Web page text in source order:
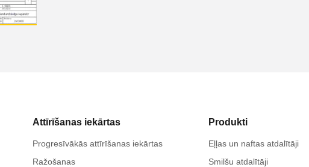
Attīrīšanas iekārtas
Progresīvākās attīrīšanas iekārtas
Ražošanas
Produkti
Eļļas un naftas atdalītāji
Smilšu atdalītāji